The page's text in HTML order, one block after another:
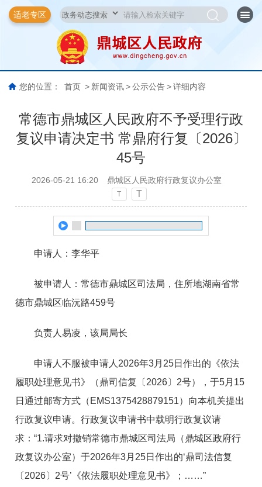
适老专区
您的位置： 首页 > 新闻资讯 > 公示公告 > 详细内容
常德市鼎城区人民政府不予受理行政
复议申请决定书 常鼎府行复〔2026〕
45号
2026-05-21 16:20 鼎城区人民政府行政复议办公室
T T
申请人：李华平
被申请人：常德市鼎城区司法局，住所地湖南省常
德市鼎城区临沅路459号
负责人易凌，该局局长
申请人不服被申请人2026年3月25日作出的《依法
履职处理意见书》（鼎司信复〔2026〕2号），于5月15
日通过邮寄方式（EMS1375428879151）向本机关提出
行政复议申请。行政复议申请书中载明行政复议请
求：“1.请求对撤销常德市鼎城区司法局（鼎城区政府行
政复议办公室）于2026年3月25日作出的‘鼎司法信复
〔2026〕2号’《依法履职处理意见书》；……”